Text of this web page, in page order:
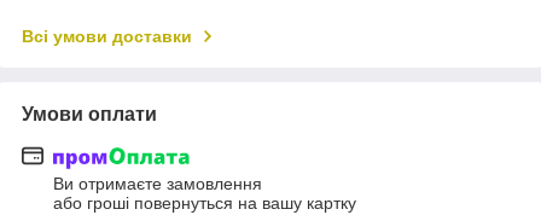
Всі умови доставки
Умови оплати
Ви отримаєте замовлення
або гроші повернуться на вашу картку